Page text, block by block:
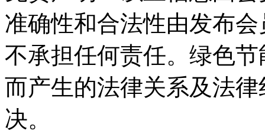
准确性和合法性由发布
不承担任何责任。绿色
而产生的法律关系及法
决。